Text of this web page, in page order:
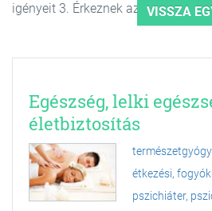
VISSZA
igényeit 3. Érkeznek az árajánlatok
Egészség, lelki
életbiztosítás
étkezési,
pszichiáter,